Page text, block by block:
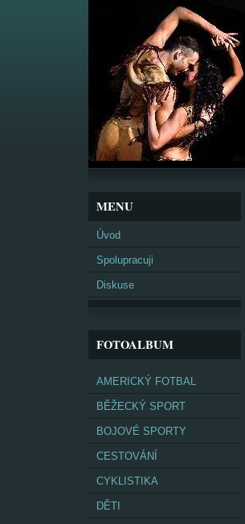
MENU
Úvod
Spolupracuji
Diskuse
FOTOALBUM
AMERICKÝ FOTBAL
BĚŽECKÝ SPORT
BOJOVÉ SPORTY
CESTOVÁNÍ
CYKLISTIKA
DĚTI